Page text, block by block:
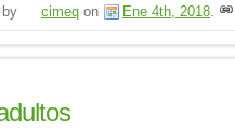
cimeq on Ene 4th, 2018.